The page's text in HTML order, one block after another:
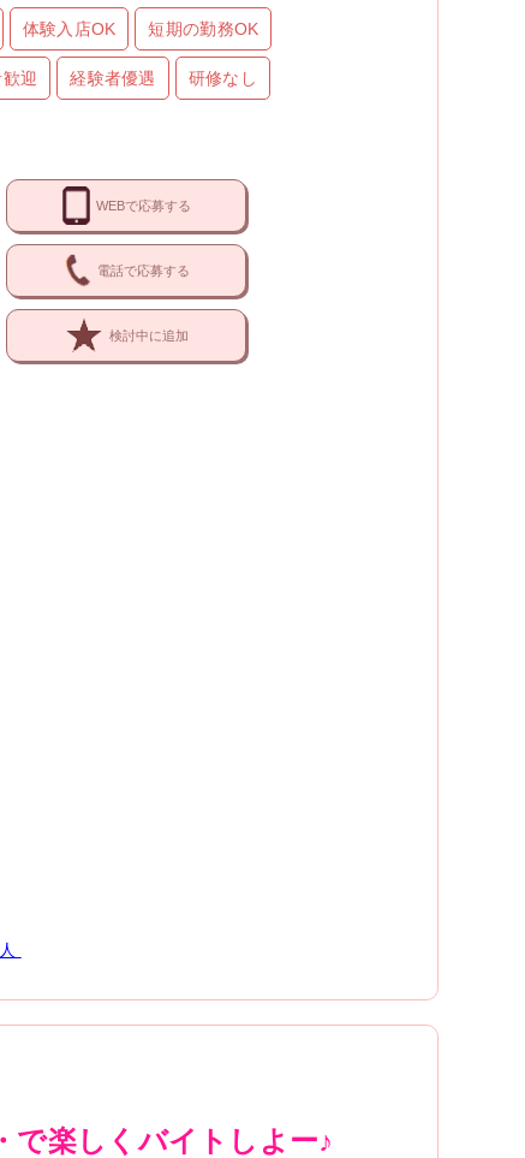
体験入店OK 短期の勤務OK
迎 経験者優遇 研修なし
WEBで応募する
電話で応募する
検討中に追加
楽しくバイトしよー♪